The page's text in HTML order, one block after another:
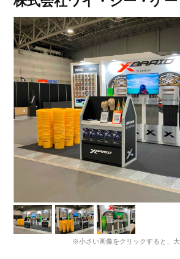
※小さい画像をクリックすると、大